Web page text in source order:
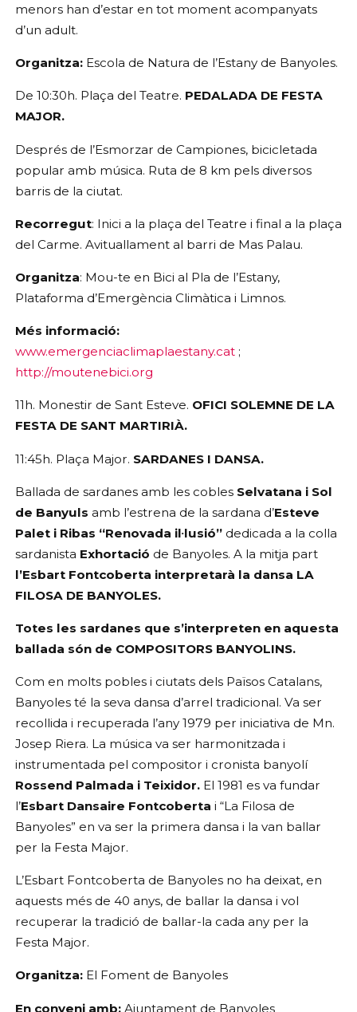
menors han d’estar en tot moment acompanyats
d’un adult.
Organitza: Escola de Natura de l’Estany de Banyoles.
De 10:30h. Plaça del Teatre. PEDALADA DE FESTA
MAJOR.
Després de l’Esmorzar de Campiones, bicicletada
popular amb música. Ruta de 8 km pels diversos
barris de la ciutat.
Recorregut: Inici a la plaça del Teatre i final a la plaça
del Carme. Avituallament al barri de Mas Palau.
Organitza: Mou-te en Bici al Pla de l’Estany,
Plataforma d’Emergència Climàtica i Limnos.
www.emergenciaclimaplaestany.cat
http://moutenebici.org
11h. Monestir de Sant Esteve. OFICI SOLEMNE DE LA
FESTA DE SANT MARTIRIÀ.
11:45h. Plaça Major. SARDANES I DANSA.
Ballada de sardanes amb les cobles Selvatana i Sol
de Banyuls amb l’estrena de la sardana d’Esteve
Palet i Ribas “Renovada il·lusió” dedicada a la colla
sardanista Exhortació de Banyoles.
l’Esbart Fontcoberta interpretarà la dansa LA
FILOSA DE BANYOLES.
Totes les sardanes que s’interpreten en aquesta
ballada són de COMPOSITORS BANYOLINS.
Com en molts pobles i ciutats dels Països Catalans,
Banyoles té la seva dansa d’arrel tradicional. Va ser
recollida i recuperada l’any 1979 per iniciativa de Mn.
Josep Riera. La música va ser harmonitzada i
instrumentada pel compositor i cronista banyolí
Rossend Palmada i Teixidor. El 1981 es va fundar
l’Esbart Dansaire Fontcoberta i “La Filosa de
Banyoles” en va ser la primera dansa i la van ballar
per la Festa Major.
L’Esbart Fontcoberta de Banyoles no ha deixat, en
aquests més de 40 anys, de ballar la dansa i vol
recuperar la tradició de ballar-la cada any per la
Festa Major.
Organitza: El Foment de Banyoles
En conveni amb: Ajuntament de Banyoles